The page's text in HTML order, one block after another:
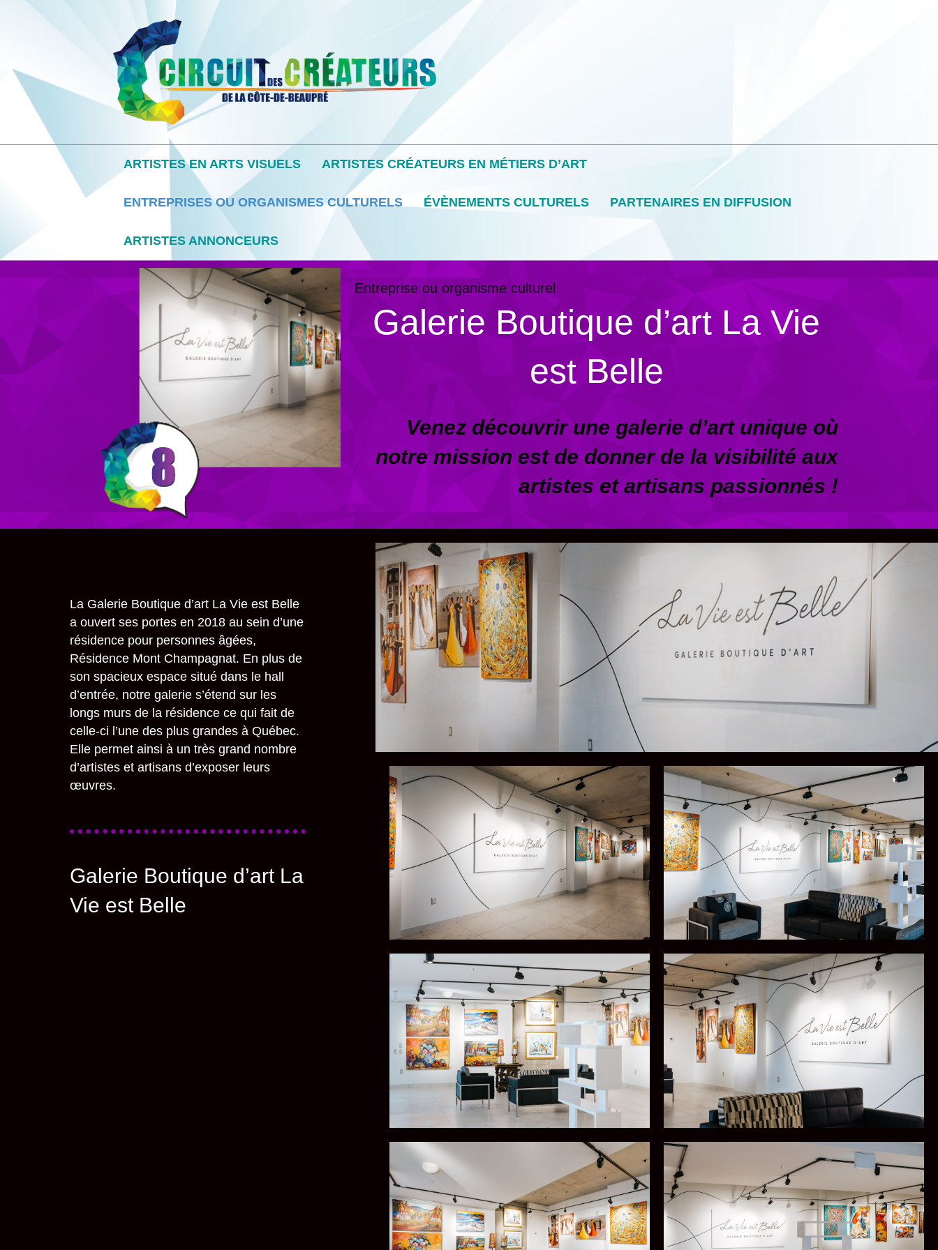
ARTISTES EN ARTS VISUELS ARTISTES CRÉATEURS EN MÉTIERS D’ART
ENTREPRISES OU ORGANISMES CULTURELS ÉVÈNEMENTS CULTURELS PARTENAIRES EN DIFFUSION
ARTISTES ANNONCEURS
Entreprise ou organisme culturel
Galerie Boutique d’art La Vie
est Belle
Venez découvrir une galerie d’art unique où
notre mission est de donner de la visibilité aux
artistes et artisans passionnés !
La Galerie Boutique d’art La Vie est Belle
a ouvert ses portes en 2018 au sein d’une
résidence pour personnes âgées,
Résidence Mont Champagnat. En plus de
son spacieux espace situé dans le hall
d’entrée, notre galerie s’étend sur les
longs murs de la résidence ce qui fait de
celle-ci l’une des plus grandes à Québec.
Elle permet ainsi à un très grand nombre
d’artistes et artisans d’exposer leurs
œuvres.
Galerie Boutique d’art La
Vie est Belle